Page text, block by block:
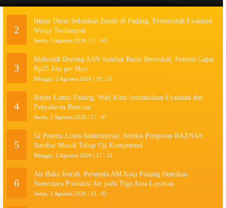
2
Hujan Deras Sebabkan Banjir di Padang, Pemerintah Evakuasi
Warga Terdampak
Senin, 3 Agustus 2026 | 17 : 43
3
Mahyeldi Dorong ASN Sumbar Rutin Berwakaf, Potensi Capai
Rp25 Juta per Hari
Minggu, 2 Agustus 2026 | 19 : 11
4
Banjir Landa Padang, Wali Kota Instruksikan Evakuasi dan
Penyaluran Bantuan
Senin, 3 Agustus 2026 | 17 : 47
5
52 Peserta Lolos Administrasi, Seleksi Pimpinan BAZNAS
Sumbar Masuk Tahap Uji Kompetensi
Minggu, 2 Agustus 2026 | 17 : 52
6
Air Baku Keruh, Perumda AM Kota Padang Hentikan
Sementara Produksi Air pada Tiga Area Layanan
Senin, 3 Agustus 2026 | 13 : 02